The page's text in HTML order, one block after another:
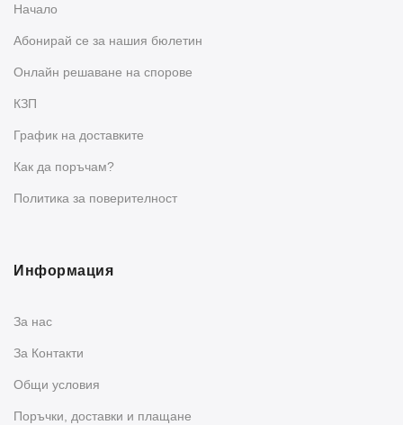
Начало
Абонирай се за нашия бюлетин
Oнлайн решаване на спорове
КЗП
График на доставките
Как да поръчам?
Политика за поверителност
Информация
За нас
За Контакти
Общи условия
Поръчки, доставки и плащане